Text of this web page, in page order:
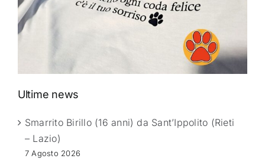
Ultime news
Smarrito Birillo (16 anni) da Sant’Ippolito (Rieti
– Lazio)
7 Agosto 2026